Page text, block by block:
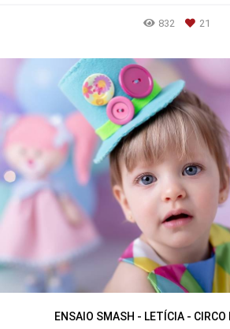
832 21
ENSAIO SMASH - LETÍCIA - CIRCO